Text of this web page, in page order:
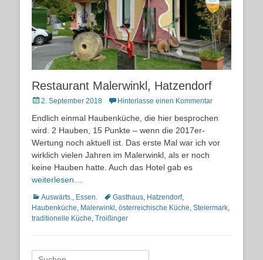
Restaurant Malerwinkl, Hatzendorf
Posted
2. September 2018 Hinterlasse einen Kommentar
Endlich einmal Haubenküche, die hier besprochen
wird. 2 Hauben, 15 Punkte – wenn die 2017er-
Wertung noch aktuell ist. Das erste Mal war ich vor
wirklich vielen Jahren im Malerwinkl, als er noch
keine Hauben hatte. Auch das Hotel gab es
weiterlesen…
Kategorien
Auswärts., Essen. Schlagworte
Gasthaus, Hatzendorf,
Haubenküche, Malerwinkl , österreichische Küche, Steiermark,
traditionelle Küche, Troißinger
Suche